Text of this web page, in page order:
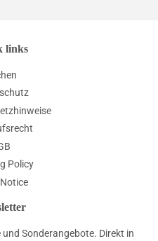
links
Policy
Sonderangebote. Direkt in